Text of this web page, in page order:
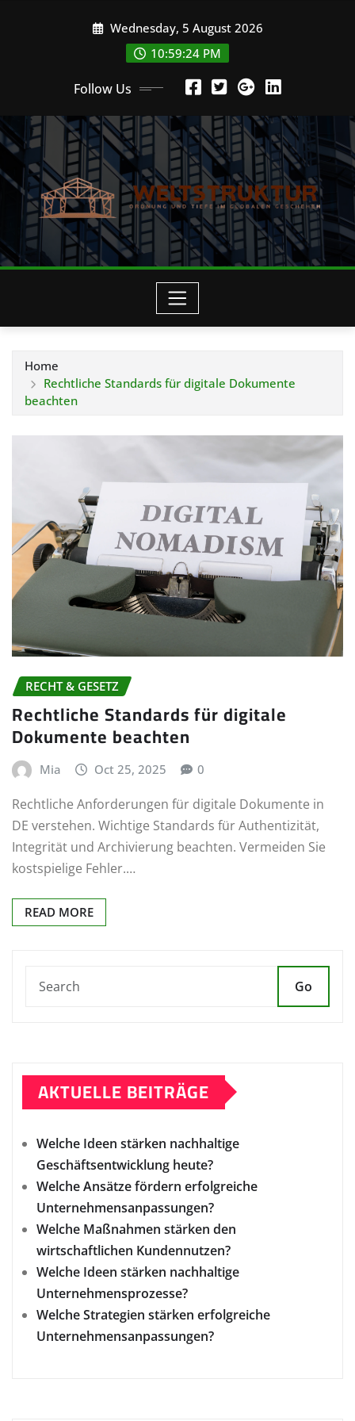
Wednesday, 5 August 2026
10:59:25 PM
Follow Us
Home
Rechtliche Standards für digitale Dokumente
beachten
RECHT & GESETZ
Rechtliche Standards für digitale
Dokumente beachten
Mia Oct 25, 2025 0
Rechtliche Anforderungen für digitale Dokumente in
DE verstehen. Wichtige Standards für Authentizität,
Integrität und Archivierung beachten. Vermeiden Sie
kostspielige Fehler.…
READ MORE
Go
AKTUELLE BEITRÄGE
Welche Ideen stärken nachhaltige
Geschäftsentwicklung heute?
Welche Ansätze fördern erfolgreiche
Unternehmensanpassungen?
Welche Maßnahmen stärken den
wirtschaftlichen Kundennutzen?
Welche Ideen stärken nachhaltige
Unternehmensprozesse?
Welche Strategien stärken erfolgreiche
Unternehmensanpassungen?